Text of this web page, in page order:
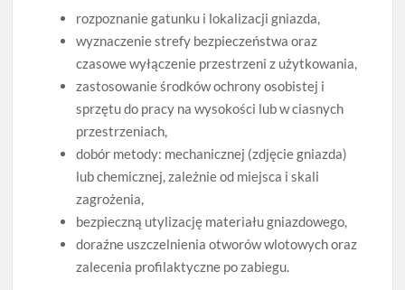
rozpoznanie gatunku i lokalizacji gniazda,
wyznaczenie strefy bezpieczeństwa oraz
czasowe wyłączenie przestrzeni z użytkowania,
zastosowanie środków ochrony osobistej i
sprzętu do pracy na wysokości lub w ciasnych
przestrzeniach,
dobór metody: mechanicznej (zdjęcie gniazda)
lub chemicznej, zależnie od miejsca i skali
zagrożenia,
bezpieczną utylizację materiału gniazdowego,
doraźne uszczelnienia otworów wlotowych oraz
zalecenia profilaktyczne po zabiegu.